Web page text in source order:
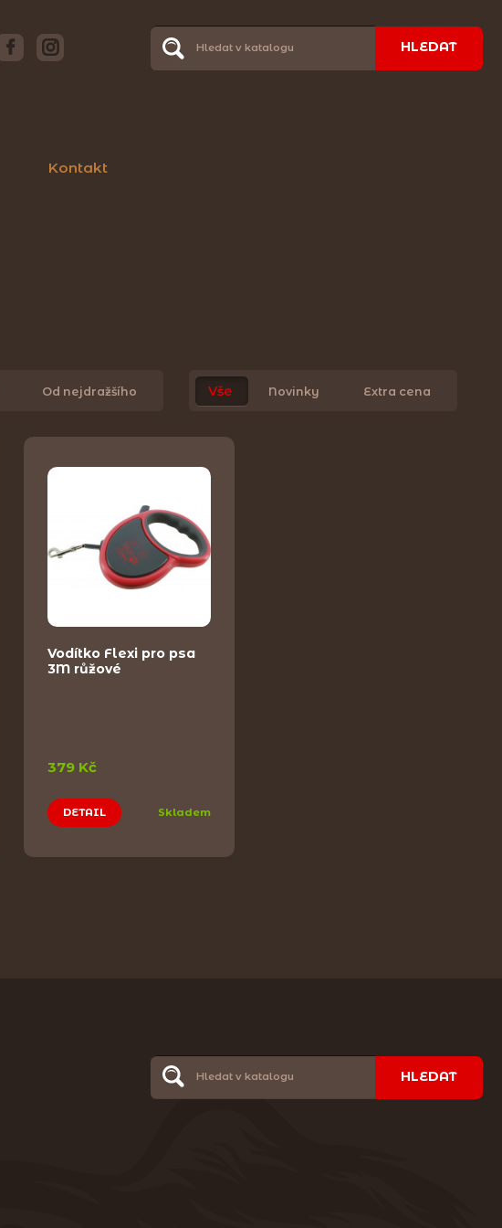
HLEDAT
Kontakt
Od nejdražšího Vše Novinky Extra cena
Vodítko Flexi pro psa
3M růžové
379 Kč
DETAIL Skladem
HLEDAT